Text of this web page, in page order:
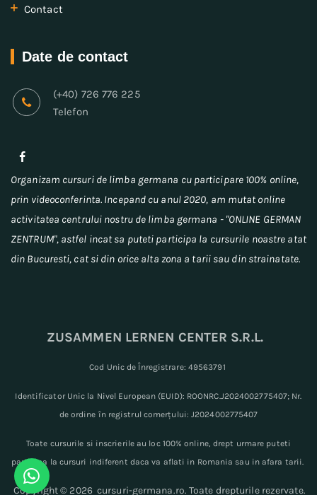
Contact
Date de contact
(+40) 726 776 225
Telefon
Organizam cursuri de limba germana cu participare 100% online,
prin videoconferinta. Incepand cu anul 2020, am mutat online
activitatea centrului nostru de limba germana - "ONLINE GERMAN
ZENTRUM", astfel incat sa puteti participa la cursurile noastre atat
din Bucuresti, cat si din orice alta zona a tarii sau din strainatate.
ZUSAMMEN LERNEN CENTER S.R.L.
Cod Unic de Înregistrare: 49563791
Identificator Unic la Nivel European (EUID): ROONRC.J2024002775407; Nr.
de ordine în registrul comerțului: J2024002775407
Toate cursurile si inscrierile au loc 100% online, drept urmare puteti
participa la cursuri indiferent daca va aflati in Romania sau in afara tarii.
Copyright © 2026 cursuri-germana.ro. Toate drepturile rezervate.